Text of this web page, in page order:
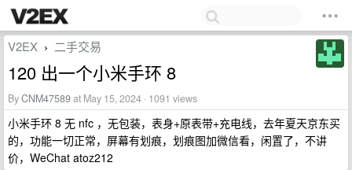
V2EX › 二手交易
120 出一个小米手环 8
ByCNM47589at May 15, 2024 · 1091 views
小米手环 8 无 nfc ，无包装，表身+原表带+充电线，去年夏天京东买
的，功能一切正常，屏幕有划痕，划痕图加微信看，闲置了，不讲
价，WeChat atoz212